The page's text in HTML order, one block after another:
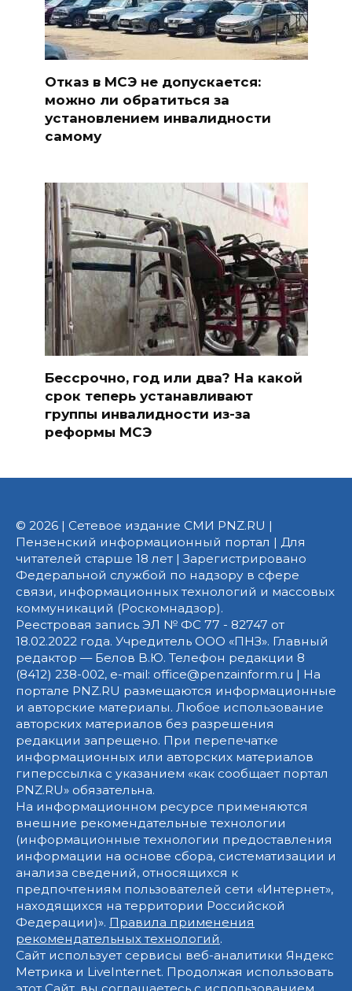
Отказ в МСЭ не допускается:
можно ли обратиться за
установлением инвалидности
самому
Бессрочно, год или два? На какой
срок теперь устанавливают
группы инвалидности из-за
реформы МСЭ
© 2026 | Сетевое издание СМИ PNZ.RU |
Пензенский информационный портал | Для
читателей старше 18 лет | Зарегистрировано
Федеральной службой по надзору в сфере
связи, информационных технологий и массовых
коммуникаций (Роскомнадзор).
Реестровая запись ЭЛ № ФС 77 - 82747 от
18.02.2022 года. Учредитель ООО «ПНЗ». Главный
редактор — Белов В.Ю. Телефон редакции 8
(8412) 238-002, e-mail: office@penzainform.ru | На
портале PNZ.RU размещаются информационные
и авторские материалы. Любое использование
авторских материалов без разрешения
редакции запрещено. При перепечатке
информационных или авторских материалов
гиперссылка с указанием «как сообщает портал
PNZ.RU» обязательна.
На информационном ресурсе применяются
внешние рекомендательные технологии
(информационные технологии предоставления
информации на основе сбора, систематизации и
анализа сведений, относящихся к
предпочтениям пользователей сети «Интернет»,
находящихся на территории Российской
Федерации)». Правила применения
рекомендательных технологий.
Сайт использует сервисы веб-аналитики Яндекс
Метрика и LiveInternet. Продолжая использовать